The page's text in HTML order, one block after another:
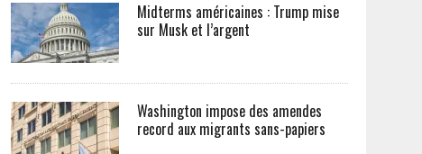
Midterms américaines : Trump mise
sur Musk et l’argent
Washington impose des amendes
record aux migrants sans-papiers